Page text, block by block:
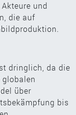
und
die auf
dringlich, da die
über
bis